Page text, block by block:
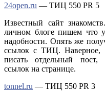
24open.ru — ТИЦ 550 PR 5
Известный сайт
личном блоге пишем что
надобности. Опять же
ссылок с ТИЦ. Наверное,
писать отдельный пост,
ссылок на странице.
tonnel.ru — ТИЦ 550 PR 3